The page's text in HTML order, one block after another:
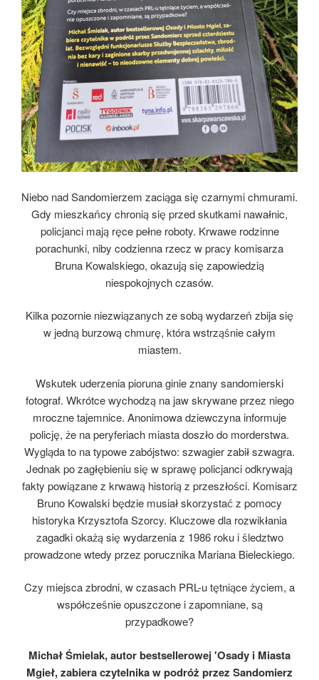
Niebo nad Sandomierzem zaciąga się czarnymi chmurami.
Gdy mieszkańcy chronią się przed skutkami nawałnic,
policjanci mają ręce pełne roboty. Krwawe rodzinne
porachunki, niby codzienna rzecz w pracy komisarza
Bruna Kowalskiego, okazują się zapowiedzią
niespokojnych czasów.
Kilka pozornie niezwiązanych ze sobą wydarzeń zbija się
w jedną burzową chmurę, która wstrząśnie całym
miastem.
Wskutek uderzenia pioruna ginie znany sandomierski
fotograf. Wkrótce wychodzą na jaw skrywane przez niego
mroczne tajemnice. Anonimowa dziewczyna informuje
policję, że na peryferiach miasta doszło do morderstwa.
Wygląda to na typowe zabójstwo: szwagier zabił szwagra.
Jednak po zagłębieniu się w sprawę policjanci odkrywają
fakty powiązane z krwawą historią z przeszłości. Komisarz
Bruno Kowalski będzie musiał skorzystać z pomocy
historyka Krzysztofa Szorcy. Kluczowe dla rozwikłania
zagadki okażą się wydarzenia z 1986 roku i śledztwo
prowadzone wtedy przez porucznika Mariana Bieleckiego.
Czy miejsca zbrodni, w czasach PRL-u tętniące życiem, a
współcześnie opuszczone i zapomniane, są
przypadkowe?
Michał Śmielak, autor bestsellerowej 'Osady i Miasta
Mgieł, zabiera czytelnika w podróż przez Sandomierz